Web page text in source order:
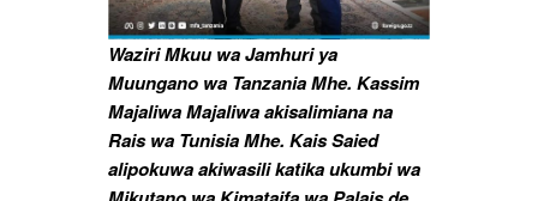
Waziri Mkuu wa Jamhuri ya
Muungano wa Tanzania Mhe. Kassim
Majaliwa Majaliwa akisalimiana na
Rais wa Tunisia Mhe. Kais Saied
alipokuwa akiwasili katika ukumbi wa